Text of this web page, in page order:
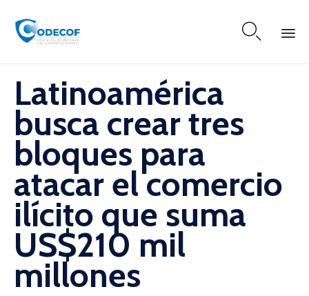

to
content
Latinoamérica
busca crear tres
bloques para
atacar el comercio
ilícito que suma
US$210 mil
millones